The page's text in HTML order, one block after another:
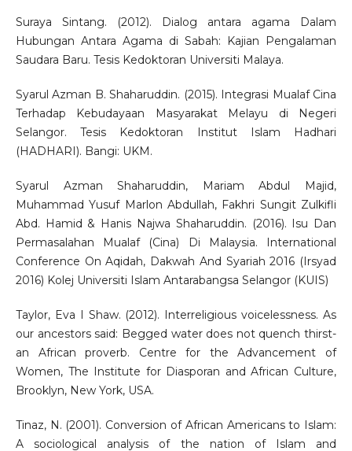
Suraya Sintang. (2012). Dialog antara agama Dalam
Hubungan Antara Agama di Sabah: Kajian Pengalaman
Saudara Baru. Tesis Kedoktoran Universiti Malaya.
Syarul Azman B. Shaharuddin. (2015). Integrasi Mualaf Cina
Terhadap Kebudayaan Masyarakat Melayu di Negeri
Selangor. Tesis Kedoktoran Institut Islam Hadhari
(HADHARI). Bangi: UKM.
Syarul Azman Shaharuddin, Mariam Abdul Majid,
Muhammad Yusuf Marlon Abdullah, Fakhri Sungit Zulkifli
Abd. Hamid & Hanis Najwa Shaharuddin. (2016). Isu Dan
Permasalahan Mualaf (Cina) Di Malaysia. International
Conference On Aqidah, Dakwah And Syariah 2016 (Irsyad
2016) Kolej Universiti Islam Antarabangsa Selangor (KUIS)
Taylor, Eva I Shaw. (2012). Interreligious voicelessness. As
our ancestors said: Begged water does not quench thirst-
an African proverb. Centre for the Advancement of
Women, The Institute for Diasporan and African Culture,
Brooklyn, New York, USA.
Tinaz, N. (2001). Conversion of African Americans to Islam:
A sociological analysis of the nation of Islam and